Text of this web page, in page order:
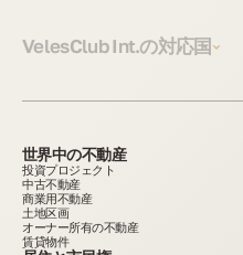
VelesClub Int.の対応国
世界中の不動産
投資プロジェクト
中古不動産
商業用不動産
土地区画
オーナー所有の不動産
賃貸物件